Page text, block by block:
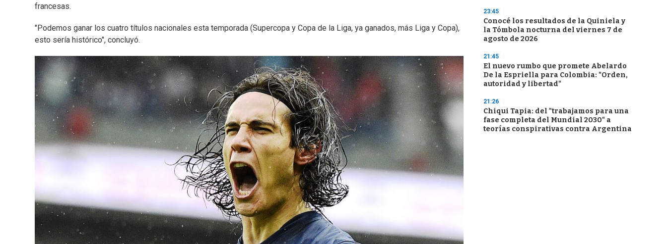
francesas.
"Podemos ganar los cuatro títulos nacionales esta temporada (Supercopa y Copa de la Liga, ya ganados, más Liga y Copa),
esto sería histórico", concluyó.
23:45
Conocé los resultados de la Quiniela y
la Tómbola nocturna del viernes 7 de
agosto de 2026
21:45
El nuevo rumbo que promete Abelardo
De la Espriella para Colombia: "Orden,
autoridad y libertad"
21:26
Chiqui Tapia: del "trabajamos para una
fase completa del Mundial 2030" a
teorías conspirativas contra Argentina